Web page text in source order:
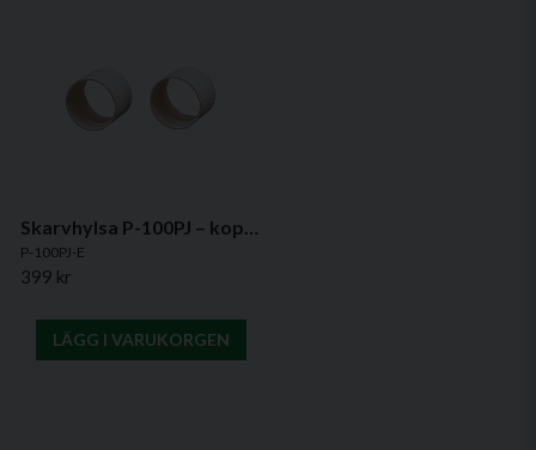
Skarvhylsa P-100PJ – kopplingshylsa för Mitsubishi VL-80 miniventilation
P-100PJ-E
399 kr
LÄGG I VARUKORGEN